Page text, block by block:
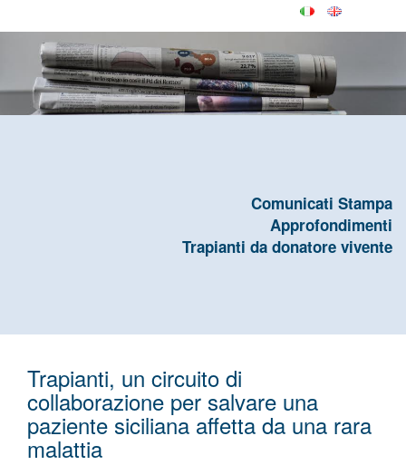
Comunicati Stampa
Approfondimenti
Trapianti da donatore vivente
Trapianti, un circuito di
collaborazione per salvare una
paziente siciliana affetta da una rara
malattia